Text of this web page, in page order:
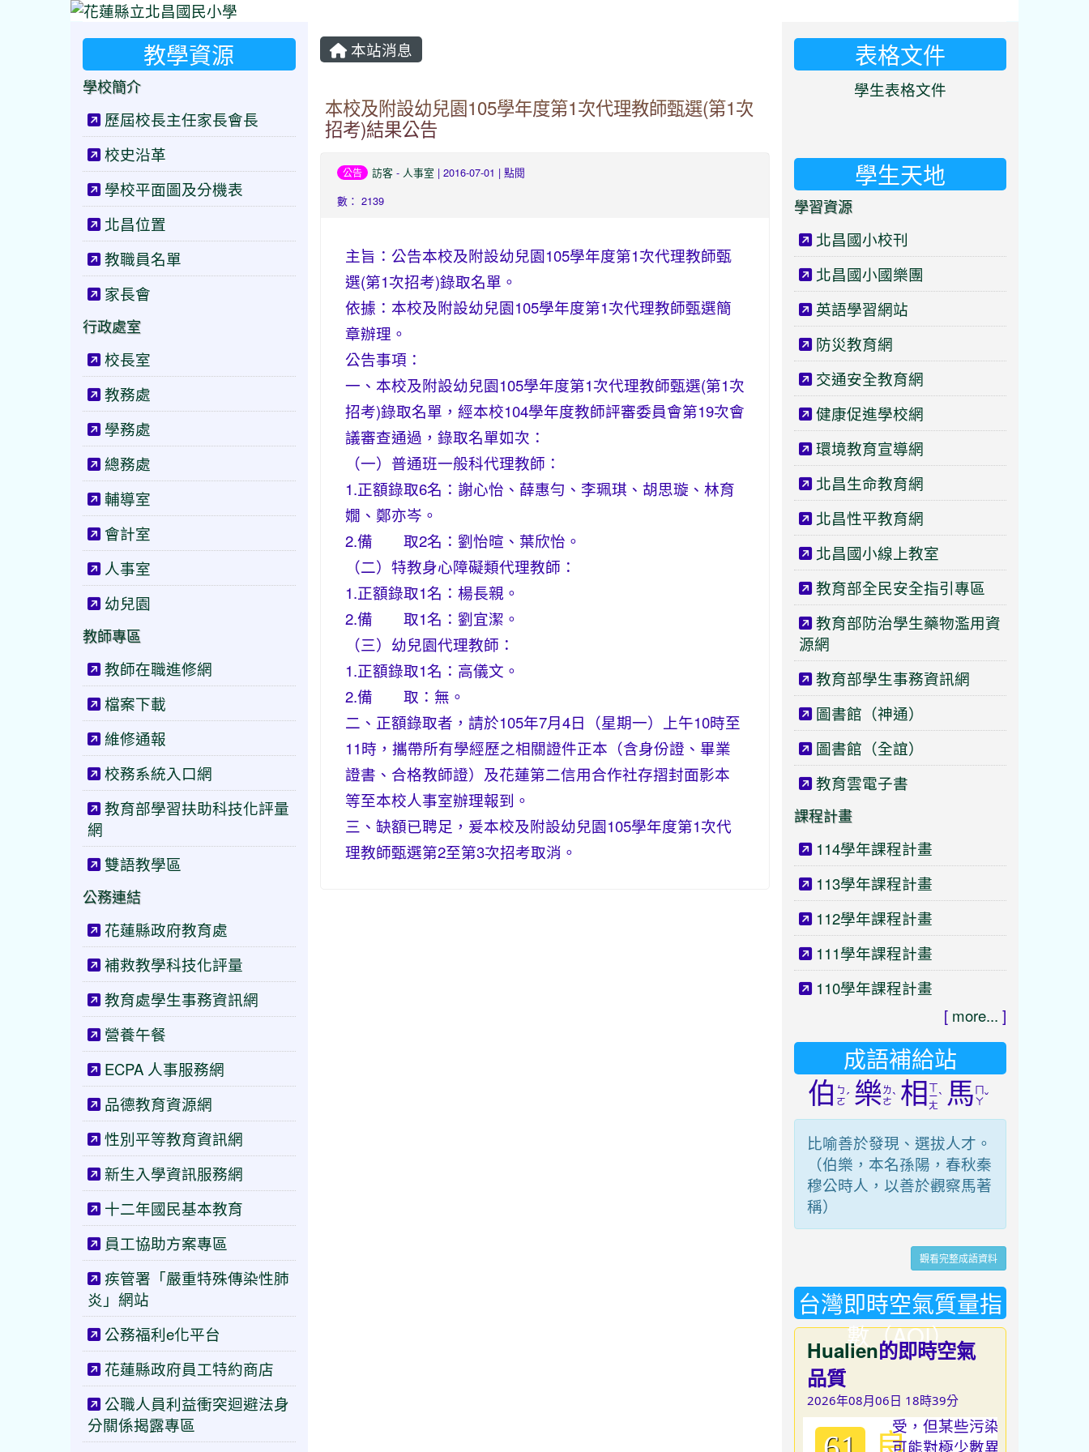
本站消息
本校及附設幼兒園105學年度第1次代理教師甄選(第1次
招考)結果公告
公告 訪客- 人事室 | 2016-07-01 | 點閱
數： 2139
主旨：公告本校及附設幼兒園105學年度第1次代理教師甄
選(第1次招考)錄取名單。
依據：本校及附設幼兒園105學年度第1次代理教師甄選簡
章辦理。
公告事項：
一、本校及附設幼兒園105學年度第1次代理教師甄選(第1次
招考)錄取名單，經本校104學年度教師評審委員會第19次會
議審查通過，錄取名單如次：
（一）普通班一般科代理教師：
1.正額錄取6名：謝心怡、薛惠勻、李珮琪、胡思璇、林育
嫺、鄭亦岑。
2.備 取2名：劉怡暄、葉欣怡。
（二）特教身心障礙類代理教師：
1.正額錄取1名：楊長親。
2.備 取1名：劉宜潔。
（三）幼兒園代理教師：
1.正額錄取1名：高儀文。
2.備 取：無。
二、正額錄取者，請於105年7月4日（星期一）上午10時至
11時，攜帶所有學經歷之相關證件正本（含身份證、畢業
證書、合格教師證）及花蓮第二信用合作社存摺封面影本
等至本校人事室辦理報到。
三、缺額已聘足，爰本校及附設幼兒園105學年度第1次代
理教師甄選第2至第3次招考取消。
教學資源
學校簡介
歷屆校長主任家長會長
校史沿革
學校平面圖及分機表
北昌位置
教職員名單
家長會
行政處室
校長室
教務處
學務處
總務處
輔導室
會計室
人事室
幼兒園
教師專區
教師在職進修網
檔案下載
維修通報
校務系統入口網
教育部學習扶助科技化評量
網
雙語教學區
公務連結
花蓮縣政府教育處
補救教學科技化評量
教育處學生事務資訊網
營養午餐
ECPA 人事服務網
品德教育資源網
性別平等教育資訊網
新生入學資訊服務網
十二年國民基本教育
員工協助方案專區
疾管署「嚴重特殊傳染性肺
炎」網站
公務福利e化平台
花蓮縣政府員工特約商店
公職人員利益衝突迴避法身
分關係揭露專區
表格文件
學生表格文件
學生天地
學習資源
北昌國小校刊
北昌國小國樂團
英語學習網站
防災教育網
交通安全教育網
健康促進學校網
環境教育宣導網
北昌生命教育網
北昌性平教育網
北昌國小線上教室
教育部全民安全指引專區
教育部防治學生藥物濫用資
源網
教育部學生事務資訊網
圖書館（神通）
圖書館（全誼）
教育雲電子書
課程計畫
114學年課程計畫
113學年課程計畫
112學年課程計畫
111學年課程計畫
110學年課程計畫
[ more... ]
成語補給站
伯 ㄅ
ㄛˊ 樂ㄌ
ㄜˋ 相 ㄧ
ㄤ
ˋ 馬 ㄚˇ
比喻善於發現、選拔人才。
（伯樂，本名孫陽，春秋秦
穆公時人，以善於觀察馬著
稱）
觀看完整成語資料
台灣即時空氣質量指
數（AQI）
Hualien的即時空氣
品質
2026年08月06日 18時39分